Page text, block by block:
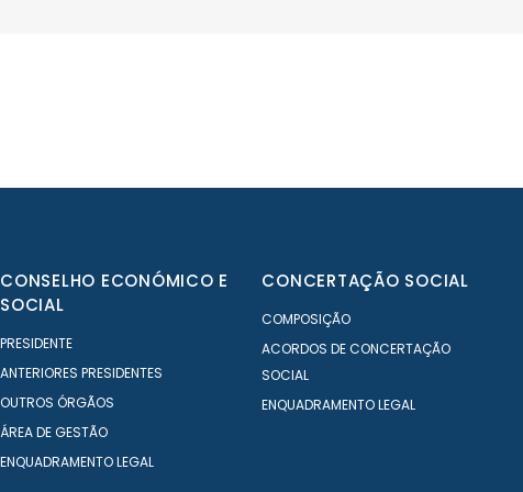
CONSELHO ECONÓMICO E
SOCIAL
PRESIDENTE
ANTERIORES PRESIDENTES
OUTROS ÓRGÃOS
ÁREA DE GESTÃO
ENQUADRAMENTO LEGAL
CONCERTAÇÃO SOCIAL
COMPOSIÇÃO
ACORDOS DE CONCERTAÇÃO
SOCIAL
ENQUADRAMENTO LEGAL